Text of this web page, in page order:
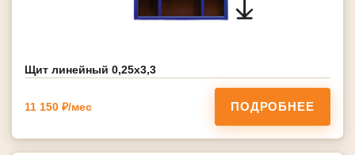
Щит линейный 0,25х3,3
11 150 ₽/мес ПОДРОБНЕЕ